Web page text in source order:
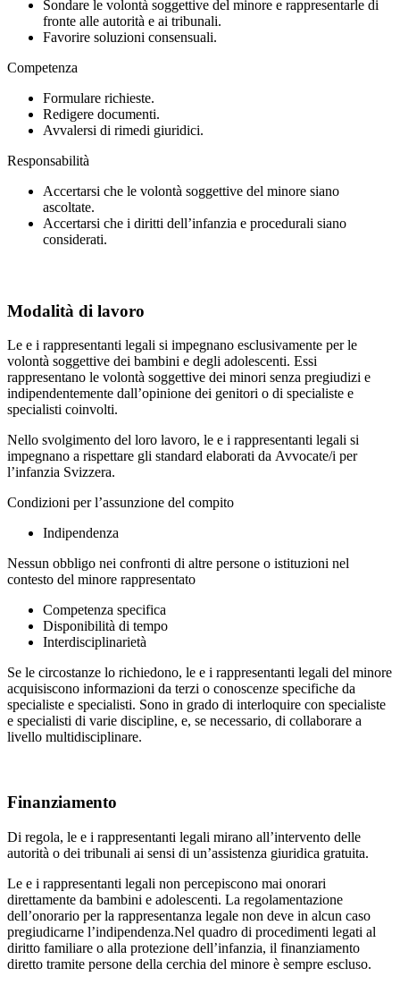
Sondare le volontà soggettive del minore e rappresentarle di
fronte alle autorità e ai tribunali.
Favorire soluzioni consensuali.
Competenza
Formulare richieste.
Redigere documenti.
Avvalersi di rimedi giuridici.
Responsabilità
Accertarsi che le volontà soggettive del minore siano
ascoltate.
Accertarsi che i diritti dell’infanzia e procedurali siano
considerati.
Modalità di lavoro
Le e i rappresentanti legali si impegnano esclusivamente per le
volontà soggettive dei bambini e degli adolescenti. Essi
rappresentano le volontà soggettive dei minori senza pregiudizi e
indipendentemente dall’opinione dei genitori o di specialiste e
specialisti coinvolti.
Nello svolgimento del loro lavoro, le e i rappresentanti legali si
impegnano a rispettare gli standard elaborati da Avvocate/i per
l’infanzia Svizzera.
Condizioni per l’assunzione del compito
Indipendenza
Nessun obbligo nei confronti di altre persone o istituzioni nel
contesto del minore rappresentato
Competenza specifica
Disponibilità di tempo
Interdisciplinarietà
Se le circostanze lo richiedono, le e i rappresentanti legali del minore
acquisiscono informazioni da terzi o conoscenze specifiche da
specialiste e specialisti. Sono in grado di interloquire con specialiste
e specialisti di varie discipline, e, se necessario, di collaborare a
livello multidisciplinare.
Finanziamento
Di regola, le e i rappresentanti legali mirano all’intervento delle
autorità o dei tribunali ai sensi di un’assistenza giuridica gratuita.
Le e i rappresentanti legali non percepiscono mai onorari
direttamente da bambini e adolescenti. La regolamentazione
dell’onorario per la rappresentanza legale non deve in alcun caso
pregiudicarne l’indipendenza.Nel quadro di procedimenti legati al
diritto familiare o alla protezione dell’infanzia, il finanziamento
diretto tramite persone della cerchia del minore è sempre escluso.